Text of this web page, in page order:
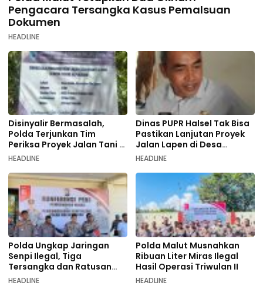
Pengacara Tersangka Kasus Pemalsuan
Dokumen
HEADLINE
Disinyalir Bermasalah,
Polda Terjunkan Tim
Periksa Proyek Jalan Tani di
Galala
HEADLINE
Dinas PUPR Halsel Tak Bisa
Pastikan Lanjutan Proyek
Jalan Lapen di Desa
Sambiki
HEADLINE
Polda Ungkap Jaringan
Senpi Ilegal, Tiga
Tersangka dan Ratusan
Amunisi Diamankan
HEADLINE
Polda Malut Musnahkan
Ribuan Liter Miras Ilegal
Hasil Operasi Triwulan II
HEADLINE